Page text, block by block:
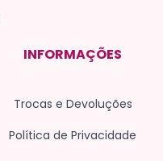
INFORMAÇÕES
Trocas e Devoluções
Política de Privacidade